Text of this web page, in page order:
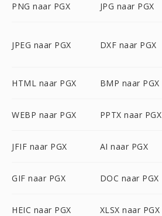
PNG naar PGX JPG naar PGX
JPEG naar PGX DXF naar PGX
HTML naar PGX BMP naar PGX
WEBP naar PGX PPTX naar PGX
JFIF naar PGX AI naar PGX
GIF naar PGX DOC naar PGX
HEIC naar PGX XLSX naar PGX